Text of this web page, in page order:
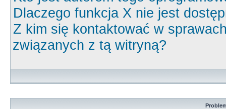
Dlaczego funkcja X nie jest
Z kim się kontaktować w
związanych z tą witryną?